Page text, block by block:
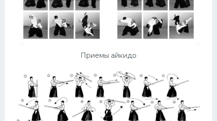
Приемы айкидо